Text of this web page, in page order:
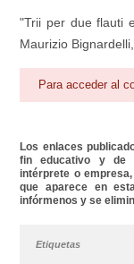
Área
"Trii per due flauti
Maurizio
Para acceder al
Los enlaces
fin educativo y de
intérprete o
que aparece en
infórmenos y se
Etiquetas